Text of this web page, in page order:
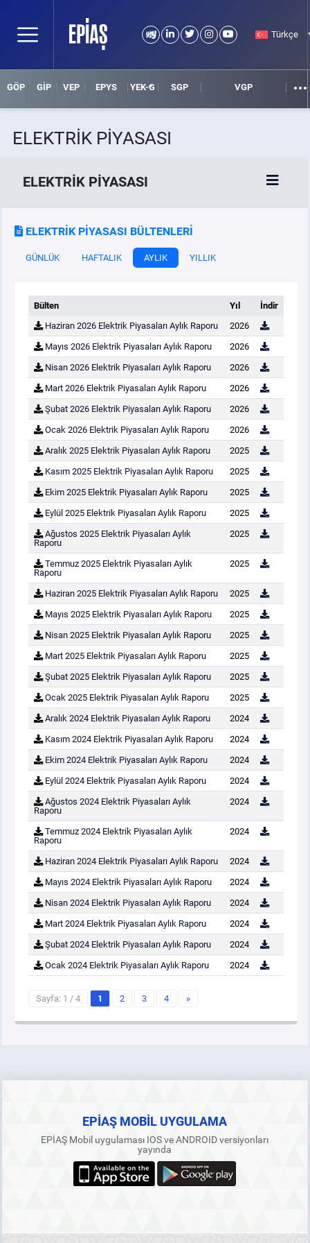
Türkçe
GÖP GİP VEP EPYS YEK-G SGP VGP
ELEKTRİK PİYASASI
ELEKTRİK PİYASASI
SPOT ELEKTRİK PİYASALARI
ÖRNEK FİNANS BELGELERİ
VADELİ ELEKTRİK PİYASASI
PİYASA KAYITSÜRECİ
SERBEST TÜKETİCİ
MALİ UZLAŞTIRMA
TEMİNAT
BÜLTENLER
DUYURULAR
BT HİZMET YÖNETİM SİSTEMİ POLİTİKAMIZ
ELEKTRİK PİYASASI BÜLTENLERİ
GÜNLÜK HAFTALIK AYLIK YILLIK
Bülten Yıl
İndir
Haziran 2026 Elektrik Piyasaları Aylık Raporu
2026
Mayıs 2026 Elektrik Piyasaları Aylık Raporu
2026
Nisan 2026 Elektrik Piyasaları Aylık Raporu
2026
Mart 2026 Elektrik Piyasaları Aylık Raporu
2026
Şubat 2026 Elektrik Piyasaları Aylık Raporu
2026
Ocak 2026 Elektrik Piyasaları Aylık Raporu
2026
Aralık 2025 Elektrik Piyasaları Aylık Raporu
2025
Kasım 2025 Elektrik Piyasaları Aylık Raporu
2025
Ekim 2025 Elektrik Piyasaları Aylık Raporu
2025
Eylül 2025 Elektrik Piyasaları Aylık Raporu
2025
Ağustos 2025 Elektrik Piyasaları Aylık
Raporu
2025
Temmuz 2025 Elektrik Piyasaları Aylık
Raporu
2025
Haziran 2025 Elektrik Piyasaları Aylık Raporu
2025
Mayıs 2025 Elektrik Piyasaları Aylık Raporu
2025
Nisan 2025 Elektrik Piyasaları Aylık Raporu
2025
Mart 2025 Elektrik Piyasaları Aylık Raporu
2025
Şubat 2025 Elektrik Piyasaları Aylık Raporu
2025
Ocak 2025 Elektrik Piyasaları Aylık Raporu
2025
Aralık 2024 Elektrik Piyasaları Aylık Raporu
2024
Kasım 2024 Elektrik Piyasaları Aylık Raporu
2024
Ekim 2024 Elektrik Piyasaları Aylık Raporu
2024
Eylül 2024 Elektrik Piyasaları Aylık Raporu
2024
Ağustos 2024 Elektrik Piyasaları Aylık
Raporu
2024
Temmuz 2024 Elektrik Piyasaları Aylık
Raporu
2024
Haziran 2024 Elektrik Piyasaları Aylık Raporu
2024
Mayıs 2024 Elektrik Piyasaları Aylık Raporu
2024
Nisan 2024 Elektrik Piyasaları Aylık Raporu
2024
Mart 2024 Elektrik Piyasaları Aylık Raporu
2024
Şubat 2024 Elektrik Piyasaları Aylık Raporu
2024
Ocak 2024 Elektrik Piyasaları Aylık Raporu
2024
Sayfa: 1 / 4 1 2 3 4 »
EPİAŞ MOBİL UYGULAMA
EPİAŞ Mobil uygulaması IOS ve ANDROID versiyonları
yayında